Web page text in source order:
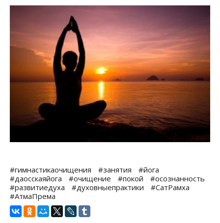
#гимнастикаочищения #занятия
#йога
#даосскаяйога
#очищение #покой
#осознанность
#развитиедуха
#духовныепрактики
#СатРамха
#АтмаПрема